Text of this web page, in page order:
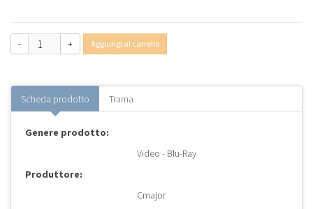
- + Aggiungi al carrello
Scheda prodotto Trama
Genere prodotto:
Video - Blu-Ray
Produttore:
Cmajor